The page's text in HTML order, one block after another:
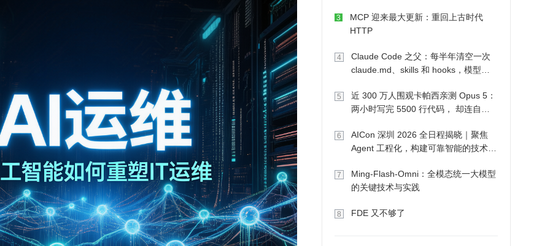
3
MCP 迎来最大更新：重回上古时代
HTTP
4
Claude Code 之父：每半年清空一次
claude.md、skills 和 hooks，模型自
5
近 300 万人围观卡帕西亲测 Opus 5：
两小时写完 5500 行代码， 却连自己
6
AICon 深圳 2026 全日程揭晓｜聚焦
Agent 工程化，构建可靠智能的技术路
7
Ming-Flash-Omni：全模态统一大模型
的关键技术与实践
8 FDE 又不够了